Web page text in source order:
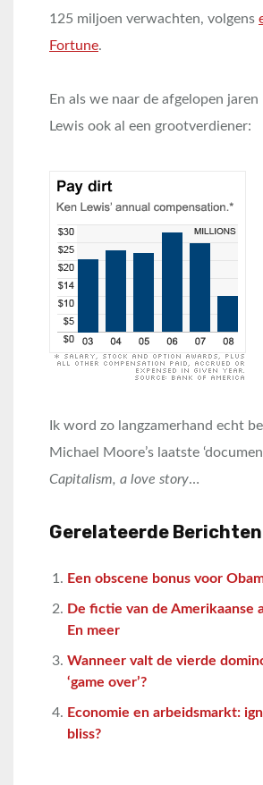
125 miljoen verwachten, volgens
Fortune.
En als we naar de afgelopen
Lewis ook al een grootverdiener:
Ik word zo langzamerhand echt
Michael Moore’s laatste
Capitalism, a love story…
Gerelateerde
Een obscene bonus voor
De fictie van de Amerikaanse
En meer
Wanneer valt de vierde
‘game over’?
Economie en arbeidsmarkt:
bliss?